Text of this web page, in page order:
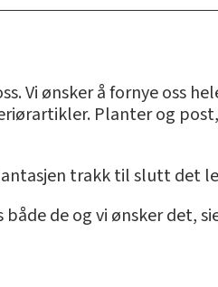
Vi ønsker å fornye oss
Planter og
trakk til slutt det
de og vi ønsker det,